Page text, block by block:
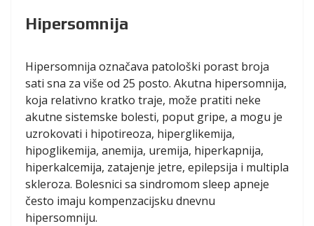
Hipersomnija
Hipersomnija označava patološki porast broja
sati sna za više od 25 posto. Akutna hipersomnija,
koja relativno kratko traje, može pratiti neke
akutne sistemske bolesti, poput gripe, a mogu je
uzrokovati i hipotireoza, hiperglikemija,
hipoglikemija, anemija, uremija, hiperkapnija,
hiperkalcemija, zatajenje jetre, epilepsija i multipla
skleroza. Bolesnici sa sindromom sleep apneje
često imaju kompenzacijsku dnevnu
hipersomniju.